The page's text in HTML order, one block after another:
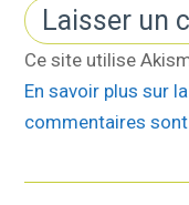
Ce site utilise
En savoir plus sur
commentaires